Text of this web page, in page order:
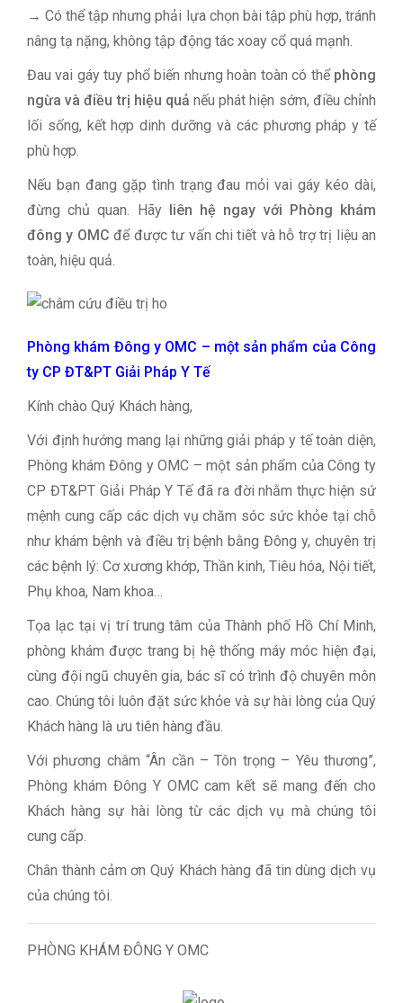
→ Có thể tập nhưng phải lựa chọn bài tập phù hợp, tránh
nâng tạ nặng, không tập động tác xoay cổ quá mạnh.
Đau vai gáy tuy phổ biến nhưng hoàn toàn có thể phòng
ngừa và điều trị hiệu quả nếu phát hiện sớm, điều chỉnh
lối sống, kết hợp dinh dưỡng và các phương pháp y tế
phù hợp.
Nếu bạn đang gặp tình trạng đau mỏi vai gáy kéo dài,
đừng chủ quan. Hãy liên hệ ngay với Phòng khám
đông y OMC để được tư vấn chi tiết và hỗ trợ trị liệu an
toàn, hiệu quả.
Phòng khám Đông y OMC – một sản phẩm của Công
ty CP ĐT&PT Giải Pháp Y Tế
Kính chào Quý Khách hàng,
Với định hướng mang lại những giải pháp y tế toàn diện,
Phòng khám Đông y OMC – một sản phẩm của Công ty
CP ĐT&PT Giải Pháp Y Tế đã ra đời nhằm thực hiện sứ
mệnh cung cấp các dịch vụ chăm sóc sức khỏe tại chỗ
như khám bệnh và điều trị bệnh bằng Đông y, chuyên trị
các bệnh lý: Cơ xương khớp, Thần kinh, Tiêu hóa, Nội tiết,
Phụ khoa, Nam khoa…
Tọa lạc tại vị trí trung tâm của Thành phố Hồ Chí Minh,
phòng khám được trang bị hệ thống máy móc hiện đại,
cùng đội ngũ chuyên gia, bác sĩ có trình độ chuyên môn
cao. Chúng tôi luôn đặt sức khỏe và sự hài lòng của Quý
Khách hàng là ưu tiên hàng đầu.
Với phương châm “Ân cần – Tôn trọng – Yêu thương”,
Phòng khám Đông Y OMC cam kết sẽ mang đến cho
Khách hàng sự hài lòng từ các dịch vụ mà chúng tôi
cung cấp.
Chân thành cảm ơn Quý Khách hàng đã tin dùng dịch vụ
của chúng tôi.
PHÒNG KHÁM ĐÔNG Y OMC